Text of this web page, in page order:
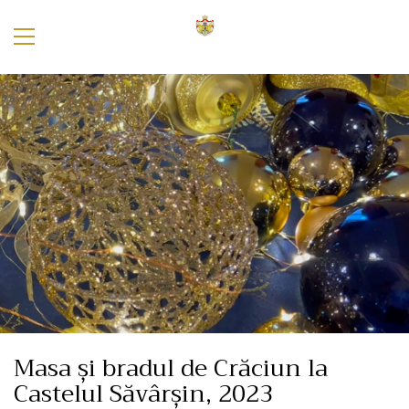
Masa și bradul de Crăciun la
Castelul Săvârșin, 2023